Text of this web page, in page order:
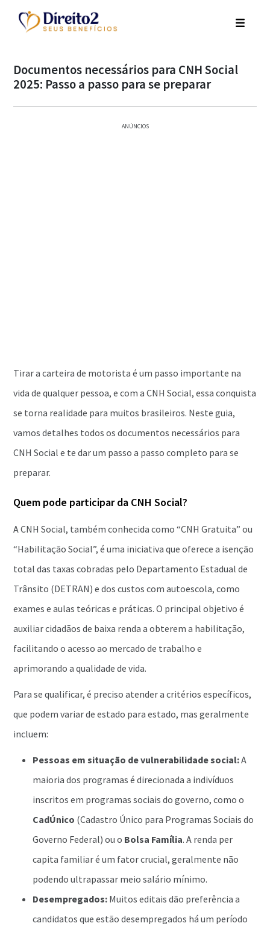
Documentos necessários para CNH Social
2025: Passo a passo para se preparar
ANÚNCIOS
Tirar a carteira de motorista é um passo importante na
vida de qualquer pessoa, e com a CNH Social, essa conquista
se torna realidade para muitos brasileiros. Neste guia,
vamos detalhes todos os documentos necessários para
CNH Social e te dar um passo a passo completo para se
preparar.
Quem pode participar da CNH Social?
A CNH Social, também conhecida como “CNH Gratuita” ou
“Habilitação Social”, é uma iniciativa que oferece a isenção
total das taxas cobradas pelo Departamento Estadual de
Trânsito (DETRAN) e dos custos com autoescola, como
exames e aulas teóricas e práticas. O principal objetivo é
auxiliar cidadãos de baixa renda a obterem a habilitação,
facilitando o acesso ao mercado de trabalho e
aprimorando a qualidade de vida.
Para se qualificar, é preciso atender a critérios específicos,
que podem variar de estado para estado, mas geralmente
incluem:
Pessoas em situação de vulnerabilidade social:A
maioria dos programas é direcionada a indivíduos
inscritos em programas sociais do governo, como o
CadÚnico (Cadastro Único para Programas Sociais do
Governo Federal) ou o Bolsa Família. A renda per
capita familiar é um fator crucial, geralmente não
podendo ultrapassar meio salário mínimo.
Desempregados: Muitos editais dão preferência a
candidatos que estão desempregados há um período